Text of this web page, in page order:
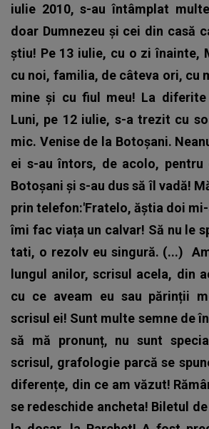
iulie 2010, s-au întâmplat
doar Dumnezeu și cei din casă
știu! Pe 13 iulie, cu o zi înainte,
cu noi, familia, de câteva ori, cu
mine și cu fiul meu! La diferite
Luni, pe 12 iulie, s-a trezit cu
mic. Venise de la Botoșani.
ei s-au întors, de acolo,
Botoșani și s-au dus să îl vadă!
prin telefon:'Fratelo, ăștia doi
îmi fac viața un calvar! Să nu le
tati, o rezolv eu singură. (...)
lungul anilor, scrisul acela, din
cu ce aveam eu sau părinții
scrisul ei! Sunt multe semne de
să mă pronunț, nu sunt
scrisul, grafologie parcă se
diferențe, din ce am văzut!
se redeschide ancheta! Biletul